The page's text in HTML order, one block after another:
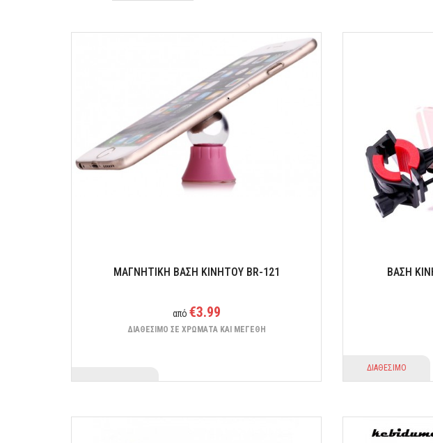
ΜΑΓΝΗΤΙΚΗ ΒΑΣΗ ΚΙΝΗΤΟΥ BR-121
από €3.99
ΔΙΑΘΕΣΙΜΟ ΣΕ ΧΡΩΜΑΤΑ ΚΑΙ ΜΕΓΕΘΗ
BAΣΗ
ΔΙΑΘΕΣΙΜΟ
Για να έχετε την εμπειρία του κινητού σε μεγαλύτερη
οθόνη!
ΒΑΣΗ ΚΙΝΗΤΟΎ
ΠΤΥΣΣΌΜΕΝΟ